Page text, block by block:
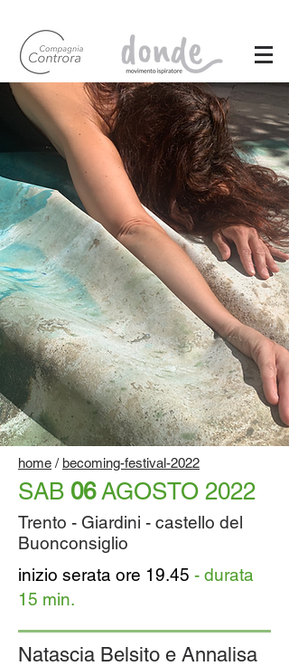
home /becoming-festival-2022
SAB 06AGOSTO 2022
Trento - Giardini - castello del
Buonconsiglio
inizio serata ore 19.45 - durata
15 min.
Natascia Belsito e Annalisa